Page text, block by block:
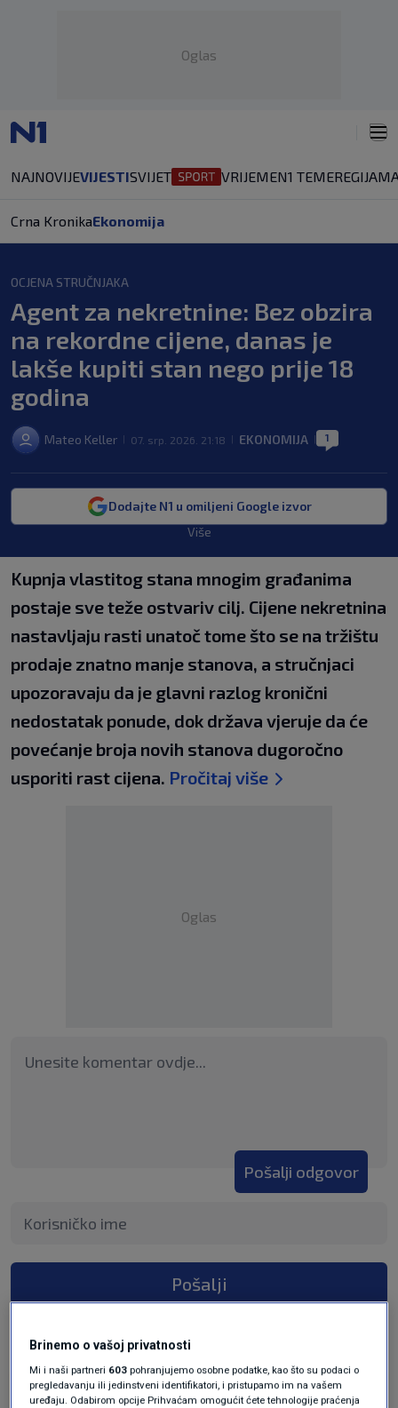
Oglas
NAJNOVIJEVIJESTISVIJET VRIJEMEN1 TEMEREGIJA
Crna KronikaEkonomija
OCJENA STRUČNJAKA
Agent za nekretnine: Bez obzira
na rekordne cijene, danas je
lakše kupiti stan nego prije 18
godina
Mateo Keller 07. srp. 2026. 21:18 EKONOMIJA 1
Dodajte N1 u omiljeni Google izvor
Više
Kupnja vlastitog stana mnogim građanima
postaje sve teže ostvariv cilj. Cijene nekretnina
nastavljaju rasti unatoč tome što se na tržištu
prodaje znatno manje stanova, a stručnjaci
upozoravaju da je glavni razlog kronični
nedostatak ponude, dok država vjeruje da će
povećanje broja novih stanova dugoročno
usporiti rast cijena. Pročitaj više
Oglas
Pošalji odgovor
Pošalji
prije 2 mjeseci
🧽
Brinemo o vašoj privatnosti
Mi i naši partneri 603 pohranjujemo osobne podatke, kao što su podaci o
pregledavanju ili jedinstveni identifikatori, i pristupamo im na vašem
uređaju. Odabirom opcije Prihvaćam omogućit ćete tehnologije praćenja